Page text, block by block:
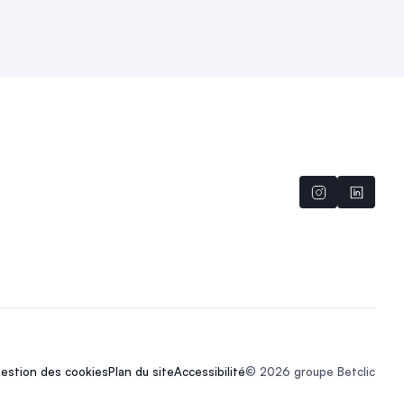
des cookiesPlan du siteAccessibilité© 2026 groupe Betclic